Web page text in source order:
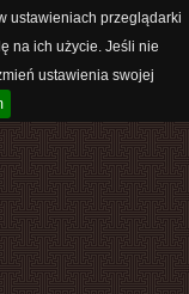
ustawieniach przeglądarki
na ich użycie. Jeśli nie
ustawienia swojej